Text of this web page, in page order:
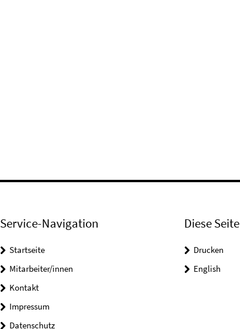
Service-Navigation
Startseite
Mitarbeiter/innen
Kontakt
Impressum
Datenschutz
Diese Seite
Drucken
English